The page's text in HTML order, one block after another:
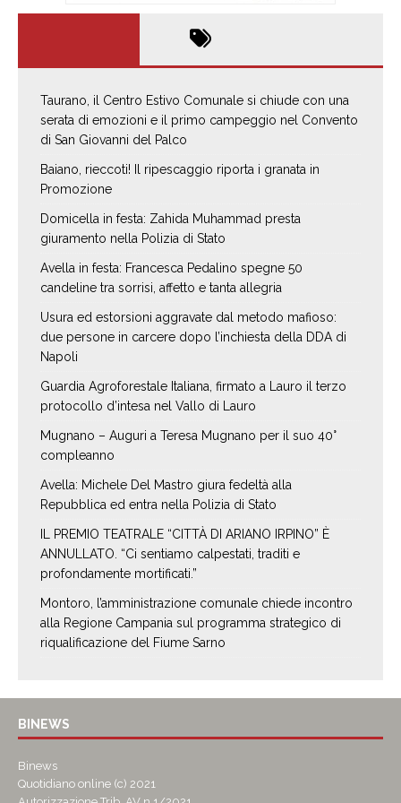
Taurano, il Centro Estivo Comunale si chiude con una
serata di emozioni e il primo campeggio nel Convento
di San Giovanni del Palco
Baiano, rieccoti! Il ripescaggio riporta i granata in
Promozione
Domicella in festa: Zahida Muhammad presta
giuramento nella Polizia di Stato
Avella in festa: Francesca Pedalino spegne 50
candeline tra sorrisi, affetto e tanta allegria
Usura ed estorsioni aggravate dal metodo mafioso:
due persone in carcere dopo l’inchiesta della DDA di
Napoli
Guardia Agroforestale Italiana, firmato a Lauro il terzo
protocollo d’intesa nel Vallo di Lauro
Mugnano – Auguri a Teresa Mugnano per il suo 40°
compleanno
Avella: Michele Del Mastro giura fedeltà alla
Repubblica ed entra nella Polizia di Stato
IL PREMIO TEATRALE “CITTÀ DI ARIANO IRPINO” È
ANNULLATO. “Ci sentiamo calpestati, traditi e
profondamente mortificati.”
Montoro, l’amministrazione comunale chiede incontro
alla Regione Campania sul programma strategico di
riqualificazione del Fiume Sarno
BINEWS
Binews
Quotidiano online (c) 2021